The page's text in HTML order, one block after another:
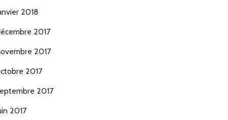
2018
2017
2017
2017
2017
2017